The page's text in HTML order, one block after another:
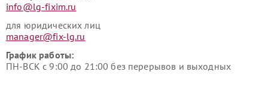
info@lg-fixim.ru
для юридических лиц
manager@fix-lg.ru
График работы:
ПН-ВСК с 9:00 до 21:00 без перерывов и выходных